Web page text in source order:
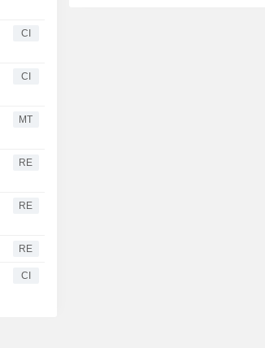
CI
CI
MT
RE
RE
RE
CI